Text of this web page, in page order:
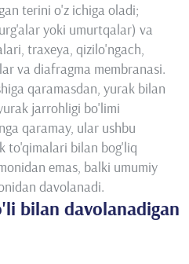
terini o'z ichiga oladi;
yoki umurtqalar) va
traxeya, qizilo'ngach,
va diafragma membranasi.
qaramasdan, yurak bilan
jarrohligi bo'limi
qaramay, ular ushbu
to'qimalari bilan bog'liq
emas, balki umumiy
davolanadi.
bilan davolanadigan